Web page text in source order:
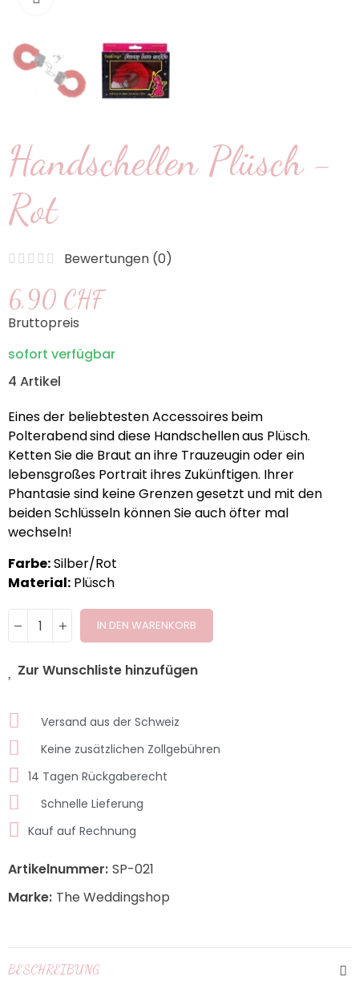
Handschellen Plüsch -
Rot
Bewertungen (0)
6,90 CHF
Bruttopreis
sofort verfügbar
4 Artikel
Eines der beliebtesten Accessoiresbeim
Polterabendsind diese Handschellenaus Plüsch.
Ketten Sie die Braut an ihre Trauzeugin oder ein
lebensgroßes Portrait ihres Zukünftigen. Ihrer
Phantasie sind keine Grenzen gesetzt und mit den
beiden Schlüsseln können Sie auch öfter mal
wechseln!
Farbe:Silber/Rot
Material: Plüsch
IN DEN WARENKORB
Zur Wunschliste hinzufügen
Versand aus der Schweiz
Keine zusätzlichen Zollgebühren
14 Tagen Rückgaberecht
Schnelle Lieferung
Kauf auf Rechnung
Artikelnummer: SP-021
Marke: The Weddingshop
BESCHREIBUNG